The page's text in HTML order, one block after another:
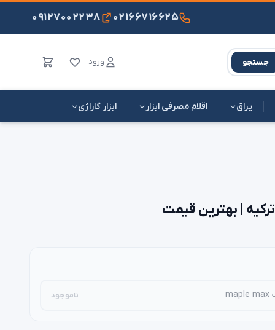
۰۲۱۶۶۷۱۶۶۲۵ ۰۹۱۲۷۰۰۲۲۳۸
جستجو ورود
یراق اقلام مصرفی ابزار ابزار گاراژی
ناموجود